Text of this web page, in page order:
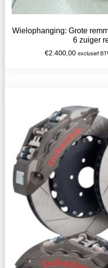
Wielophanging: Grote
6 zuiger
€2.400,00 exclusief